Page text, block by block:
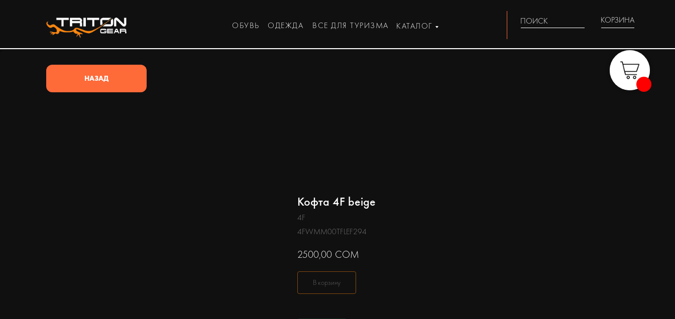
/*
ПОИСК
ОБУВЬ ОДЕЖДА КАТАЛОГ
ВСЕ ДЛЯ ТУРИЗМА
КОРЗИНА
НАЗАД
Кофта 4F beige
4F
4FWMM00TFLEF294
2500,00 СОМ
В корзину